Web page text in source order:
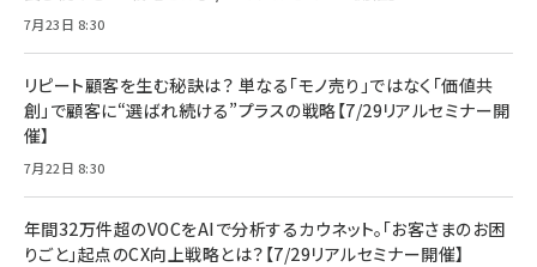
7月23日 8:30
リピート顧客を生む秘訣は？ 単なる「モノ売り」ではなく「価値共
創」で顧客に“選ばれ続ける”プラスの戦略【7/29リアルセミナー開
催】
7月22日 8:30
年間32万件超のVOCをAIで分析するカウネット。「お客さまのお困
りごと」起点のCX向上戦略とは？【7/29リアルセミナー開催】